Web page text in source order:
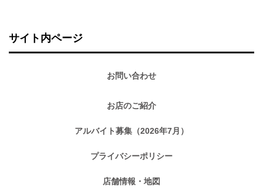
サイト内ページ
お問い合わせ
お店のご紹介
アルバイト募集（2026年7月）
プライバシーポリシー
店舗情報・地図